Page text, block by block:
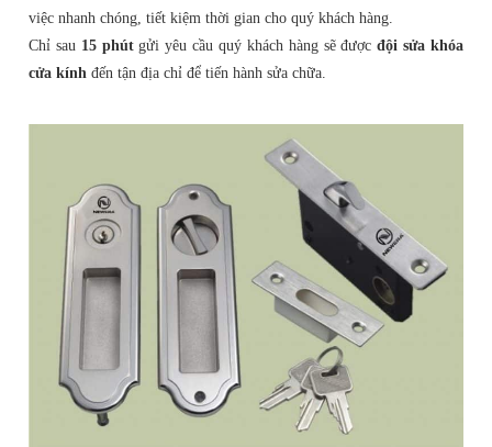
việc nhanh chóng, tiết kiệm thời gian cho quý khách hàng.
Chỉ sau 15 phútgửi yêu cầu quý khách hàng sẽ đượcđội sửa khóa
cửa kính đến tận địa chỉ để tiến hành sửa chữa.